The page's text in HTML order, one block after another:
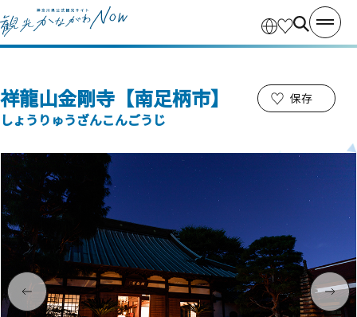
祥龍山金剛寺【南足柄市】
しょうりゅうざんこんごうじ
保存